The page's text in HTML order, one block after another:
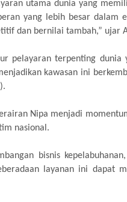
utama dunia yang
yang lebih besar
dan bernilai tambah,” ujar
pelayaran terpenting
kawasan ini
Nipa menjadi
nasional.
bisnis
layanan ini dapat